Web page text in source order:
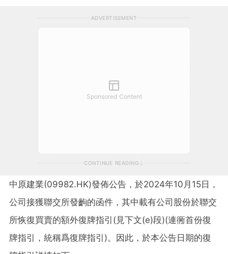
ADVERTISEMENT
Sponsored Content
CONTINUE READING
中原建業(09982.HK)發佈公告，於2024年10月15日，
公司接獲聯交所發齣的函件，其中載有公司股份於聯交
所恢復買賣的額外復牌指引(見下文(e)段)(連衕首份復
牌指引，統稱爲復牌指引)。因此，於本公告日期的復